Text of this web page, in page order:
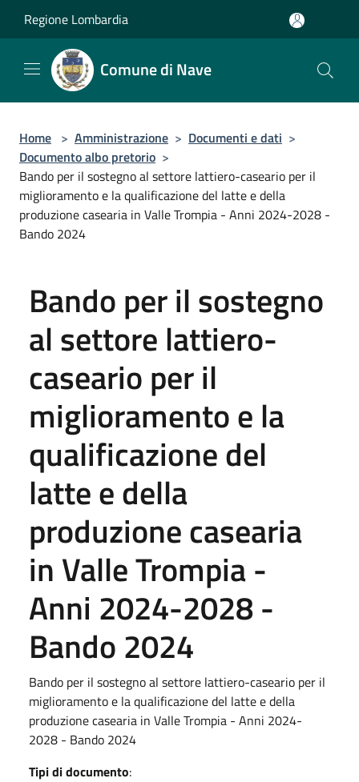
Regione Lombardia
Comune di Nave
Home > Amministrazione > Documenti e dati >
Documento albo pretorio >
Bando per il sostegno al settore lattiero-caseario per il
miglioramento e la qualificazione del latte e della
produzione casearia in Valle Trompia - Anni 2024-2028 -
Bando 2024
Bando per il sostegno
al settore lattiero-
caseario per il
miglioramento e la
qualificazione del
latte e della
produzione casearia
in Valle Trompia -
Anni 2024-2028 -
Bando 2024
Bando per il sostegno al settore lattiero-caseario per il
miglioramento e la qualificazione del latte e della
produzione casearia in Valle Trompia - Anni 2024-
2028 - Bando 2024
Tipi di documento: